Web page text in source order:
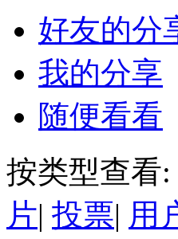
好友的分
我的分享
随便看看
按类型查看:
片| 投票| 用